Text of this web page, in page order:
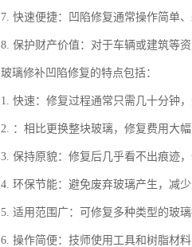
7. 快速便捷：凹陷修复通常操作简单
8. 保护财产价值：对于车辆或建筑等
玻璃修补凹陷修复的特点包括：
1. 快速：修复过程通常只需几十分钟，
2. ：相比更换整块玻璃，修复费用大幅
3. 保持原貌：修复后几乎看不出痕迹
4. 环保节能：避免废弃玻璃产生，减少
5. 适用范围广：可修复多种类型的玻
6. 操作简便：技师使用工具和树脂材料